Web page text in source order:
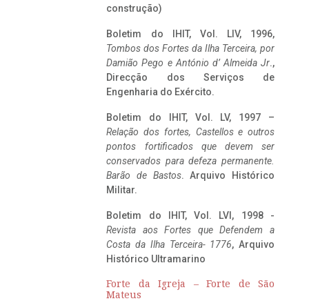
construção)
Boletim do IHIT, Vol. LIV, 1996,
Tombos dos Fortes da Ilha Terceira, por
Damião Pego e António d’ Almeida Jr.,
Direcção dos Serviços de
Engenharia do Exército.
Boletim do IHIT, Vol. LV, 1997 –
Relação dos fortes, Castellos e outros
pontos fortificados que devem ser
conservados para defeza permanente.
Barão de Bastos. Arquivo Histórico
Militar.
Boletim do IHIT, Vol. LVI, 1998 -
Revista aos Fortes que Defendem a
Costa da Ilha Terceira- 1776, Arquivo
Histórico Ultramarino
Forte da Igreja – Forte de São
Mateus